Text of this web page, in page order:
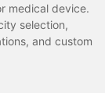
medical device.
selection,
and custom